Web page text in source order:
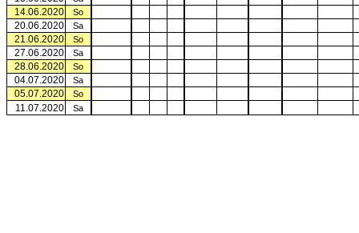
14.06.2020 So
20.06.2020 Sa
21.06.2020 So
27.06.2020 Sa
28.06.2020 So
04.07.2020 Sa
05.07.2020 So
11.07.2020 Sa